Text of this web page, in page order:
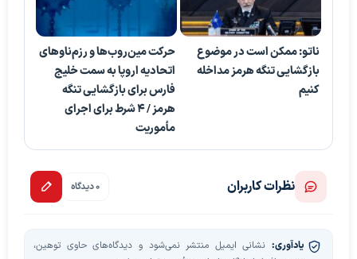
ناتو: ممکن است در موضوع
بازگشایی تنگه هرمز مداخله
کنیم
حرکت مین‌روب‌ها و رزم‌ناوهای
اتحادیه اروپا به سمت خلیج
فارس برای بازگشایی تنگه
هرمز / ۴ شرط برای اجرای
مأموریت
نظرات کاربران 0 دیدگاه
یادآوری: نشانی ایمیل منتشر نمی‌شود و دیدگاه‌های حاوی توهین،